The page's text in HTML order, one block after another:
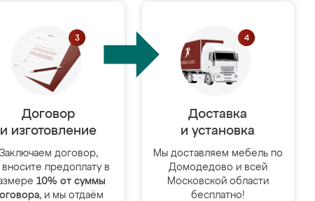
Договор
и изготовление
Заключаем договор,
вносите предоплату в
10% от суммы
, и мы отдаём
Доставка
и установка
Мы доставляем мебель по
Домодедово и всей
Московской области
бесплатно!